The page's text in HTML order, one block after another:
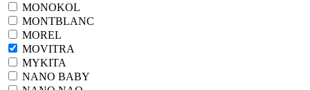
MONOKOL
MONTBLANC
MOREL
MOVITRA
MYKITA
NANO BABY